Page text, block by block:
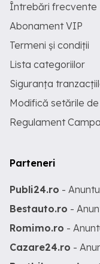
Întrebări frecvente
Abonament VIP
Termeni și condiții
Lista categoriilor
Siguranța
Modifică setările
Regulament
Parteneri
Publi24.ro -
Bestauto.ro -
Romimo.ro -
Cazare24.ro -